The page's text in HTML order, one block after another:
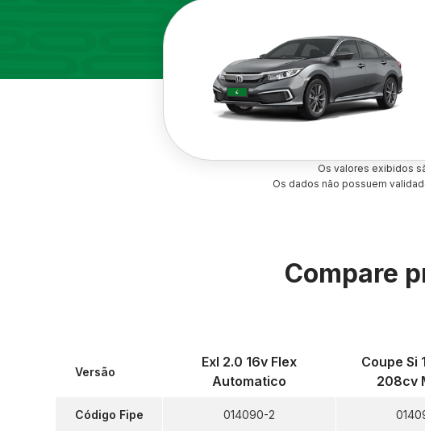
Os valores exibidos
Os dados não possuem
Compare
Versão
Código Fipe
Exl 2.0 16v Flex
Automatico
014090-2
Coupe Si
208cv